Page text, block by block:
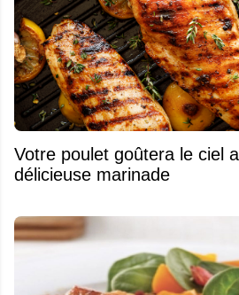
Votre poulet goûtera le ciel
délicieuse marinade